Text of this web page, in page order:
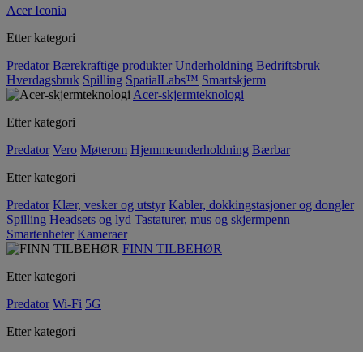
Acer Iconia
Etter kategori
Predator Bærekraftige produkter Underholdning Bedriftsbruk
Hverdagsbruk Spilling SpatialLabs™ Smartskjerm
Acer-skjermteknologi
Etter kategori
Predator Vero Møterom Hjemmeunderholdning Bærbar
Etter kategori
Predator Klær, vesker og utstyr Kabler, dokkingstasjoner og dongler
Spilling Headsets og lyd Tastaturer, mus og skjermpenn
Smartenheter Kameraer
FINN TILBEHØR
Etter kategori
Predator Wi-Fi 5G
Etter kategori